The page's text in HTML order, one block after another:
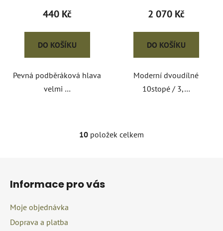
440 Kč
DO KOŠÍKU
Pevná podběráková hlava
velmi …
2 070 Kč
DO KOŠÍKU
Moderní dvoudílné
10stopé / 3,…
O
10 položek celkem
Informace pro vás
Moje objednávka
Doprava a platba